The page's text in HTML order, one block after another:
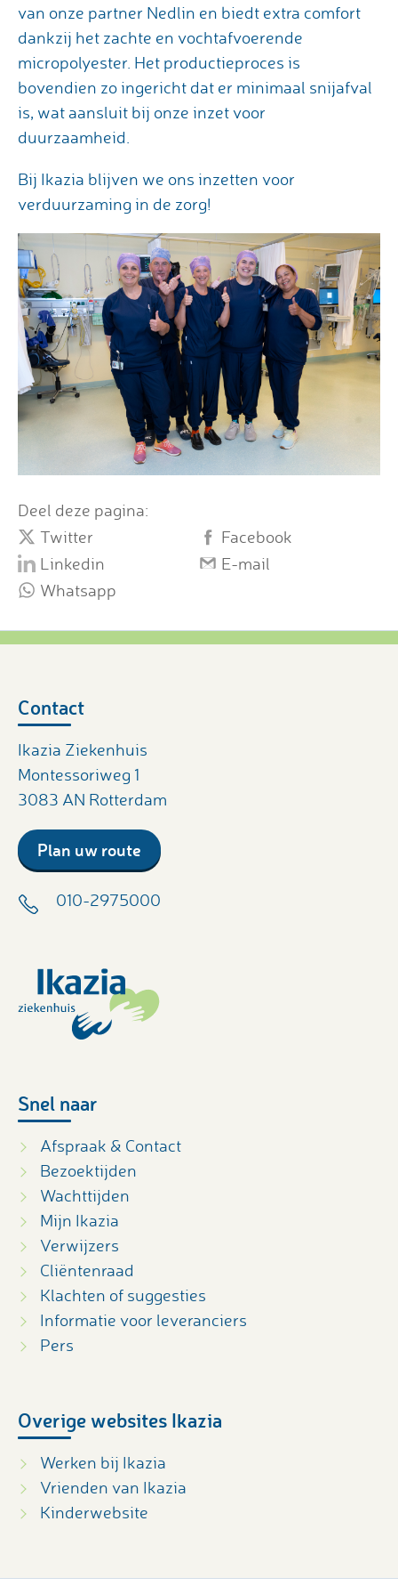
van onze partner Nedlin en biedt extra comfort
dankzij het zachte en vochtafvoerende
micropolyester. Het productieproces is
bovendien zo ingericht dat er minimaal snijafval
is, wat aansluit bij onze inzet voor
duurzaamheid.
Bij Ikazia blijven we ons inzetten voor
verduurzaming in de zorg!
Deel deze pagina:
Twitter
Facebook
Linkedin
E-mail
Whatsapp
Contact
Ikazia Ziekenhuis
Montessoriweg 1
3083 AN Rotterdam
Plan uw route
010-2975000
Snel naar
Afspraak & Contact
Bezoektijden
Wachttijden
Mijn Ikazia
Verwijzers
Cliëntenraad
Klachten of suggesties
Informatie voor leveranciers
Pers
Overige websites Ikazia
Werken bij Ikazia
Vrienden van Ikazia
Kinderwebsite